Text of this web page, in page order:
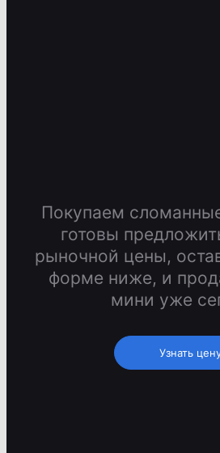
Покупаем
готовы
рыночной цены,
форме ниже, и
мини уже
Узнать